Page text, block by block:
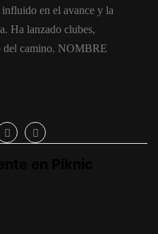
en el avance y la
Ha lanzado clubes,
del camino. NOMBRE